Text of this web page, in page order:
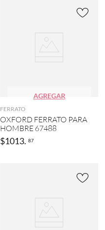
AGREGAR
FERRATO
OXFORD FERRATO PARA
HOMBRE 67488
$1013. 87